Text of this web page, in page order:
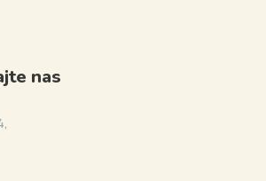
nas